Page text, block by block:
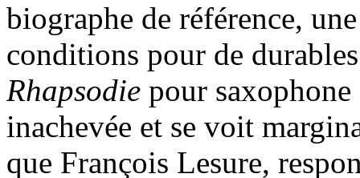
biographe de référence,
conditions pour de
Rhapsodie pour
inachevée et se voit
que François Lesure,